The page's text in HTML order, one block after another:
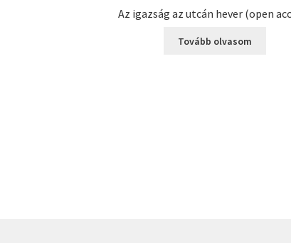
Az igazság az utcán hever (open
Tovább olvasom